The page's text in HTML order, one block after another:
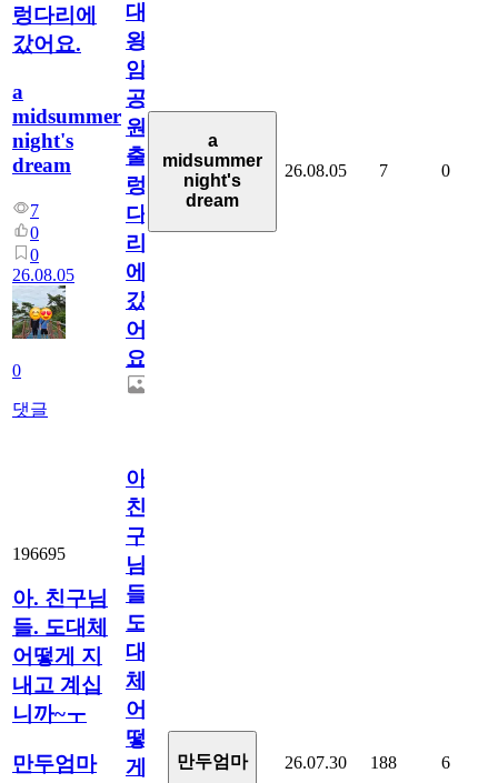
렁다리에
갔어요.
a
midsummer
night's
dream
7
0
0
26.08.05
0
댓글
대
왕
암
공
원
출
렁
다
리
에
갔
어
요.
a
midsummer
night's
dream
26.08.05 7 0
196695
아. 친구님
들. 도대체
어떻게 지
내고 계십
니까~ㅜ
만두엄마
아.
친
구
님
들.
도
대
체
어
떻
게
만두엄마 26.07.30 188 6